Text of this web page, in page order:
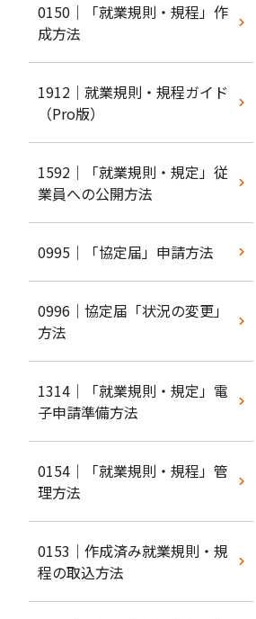
0150｜「就業規則・規程」作
成方法
1912｜就業規則・規程ガイド
（Pro版）
1592｜「就業規則・規定」従
業員への公開方法
0995｜「協定届」申請方法
0996｜協定届「状況の変更」
方法
1314｜「就業規則・規定」電
子申請準備方法
0154｜「就業規則・規程」管
理方法
0153｜作成済み就業規則・規
程の取込方法